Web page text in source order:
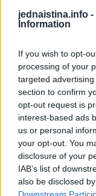
jednaistina.info -
Information
If you wish to opt-
processing of your
targeted
section to confirm
opt-out request is
interest-based ads
us or personal
your opt-out. You
disclosure of your
IAB’s list of
also be disclosed
Downstream
4. Grumen u grlu
Poznat i kao
nešto da progutate